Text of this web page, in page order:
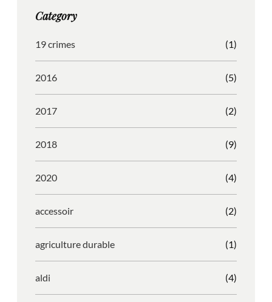
r
m
o
Category
19 crimes (1)
2016 (5)
2017 (2)
2018 (9)
2020 (4)
accessoir (2)
agriculture durable (1)
aldi (4)